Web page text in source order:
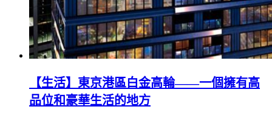
【生活】東京港區白金高輪——一個擁有高
品位和豪華生活的地方